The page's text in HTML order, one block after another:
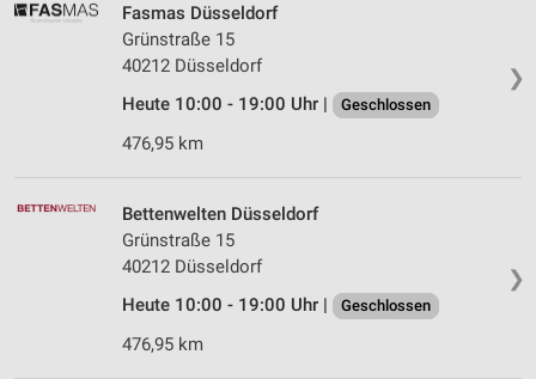
❯
Fasmas Düsseldorf
Grünstraße 15
40212 Düsseldorf
Heute 10:00 - 19:00 Uhr |
Geschlossen
476,95 km
❯
Bettenwelten Düsseldorf
Grünstraße 15
40212 Düsseldorf
Heute 10:00 - 19:00 Uhr |
Geschlossen
476,95 km